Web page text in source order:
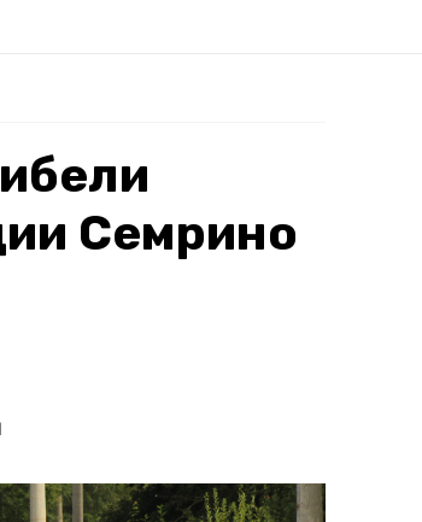
Семрино